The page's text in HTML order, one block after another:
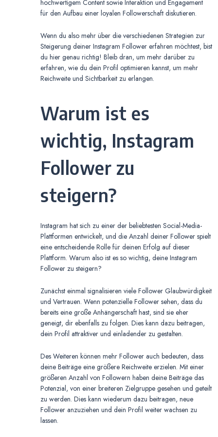
hochwertigem Content sowie Interaktion und Engagement
für den Aufbau einer loyalen Followerschaft diskutieren.
Wenn du also mehr über die verschiedenen Strategien zur
Steigerung deiner Instagram Follower erfahren möchtest, bist
du hier genau richtig! Bleib dran, um mehr darüber zu
erfahren, wie du dein Profil optimieren kannst, um mehr
Reichweite und Sichtbarkeit zu erlangen.
Warum ist es
wichtig, Instagram
Follower zu
steigern?
Instagram hat sich zu einer der beliebtesten Social-Media-
Plattformen entwickelt, und die Anzahl deiner Follower spielt
eine entscheidende Rolle für deinen Erfolg auf dieser
Plattform. Warum also ist es so wichtig, deine Instagram
Follower zu steigern?
Zunächst einmal signalisieren viele Follower Glaubwürdigkeit
und Vertrauen. Wenn potenzielle Follower sehen, dass du
bereits eine große Anhängerschaft hast, sind sie eher
geneigt, dir ebenfalls zu folgen. Dies kann dazu beitragen,
dein Profil attraktiver und einladender zu gestalten.
Des Weiteren können mehr Follower auch bedeuten, dass
deine Beiträge eine größere Reichweite erzielen. Mit einer
größeren Anzahl von Followern haben deine Beiträge das
Potenzial, von einer breiteren Zielgruppe gesehen und geteilt
zu werden. Dies kann wiederum dazu beitragen, neue
Follower anzuziehen und dein Profil weiter wachsen zu
lassen.